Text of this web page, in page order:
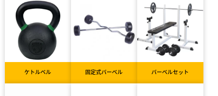
ケトルベル 固定式バーベル バーベルセット